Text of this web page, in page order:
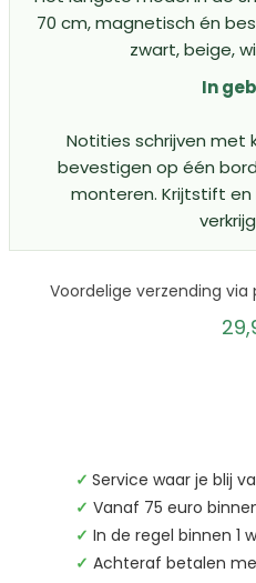
70 cm, magnetisch én
zwart, beige,
In
Notities schrijven
bevestigen op één
monteren. Krijtstift
Voordelige verzending
✓ Service waar je blij
✓ Vanaf 75 euro
✓ In de regel binnen 1
✓ Achteraf betalen